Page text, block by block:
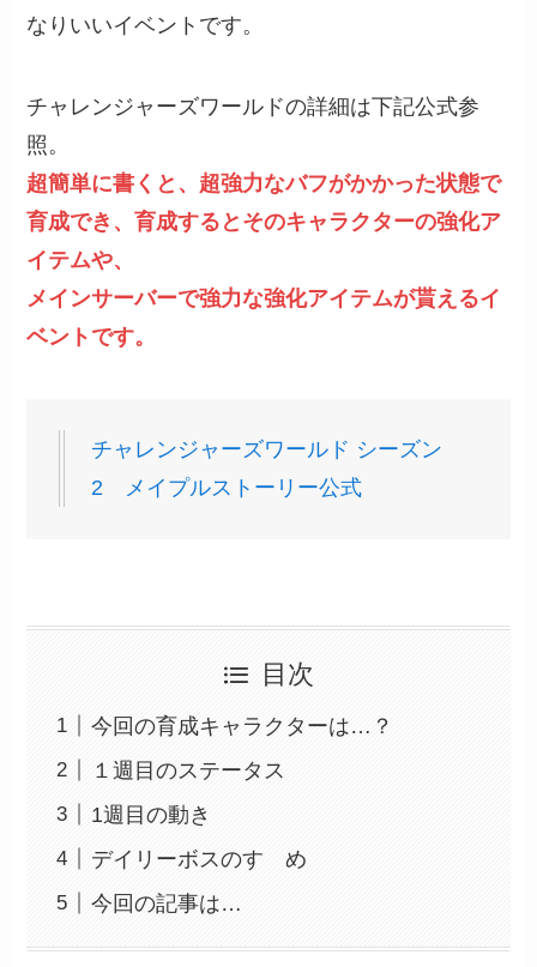
なりいいイベントです。
チャレンジャーズワールドの詳細は下記公式参
照。
超簡単に書くと、超強力なバフがかかった状態で
育成でき、育成するとそのキャラクターの強化ア
イテムや、
メインサーバーで強力な強化アイテムが貰えるイ
ベントです。
チャレンジャーズワールド シーズン
2 メイプルストーリー公式
目次
今回の育成キャラクターは…？
１週目のステータス
1週目の動き
デイリーボスのすゝめ
今回の記事は…